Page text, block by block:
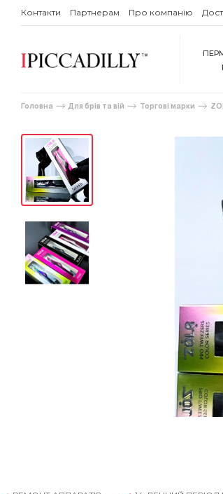
Контакти Партнерам Про компанію
Головна Для брів та вій Торгові марки